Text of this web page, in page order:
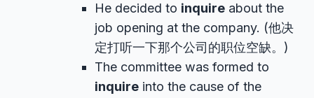
He decided to inquire about the
job opening at the company. (他决
定打听一下那个公司的职位空缺。)
The committee was formed to
inquire into the cause of the